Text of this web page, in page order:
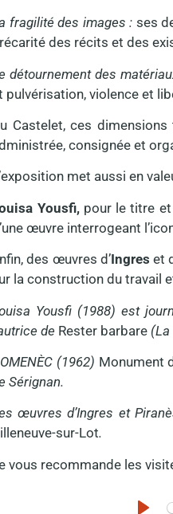
fragilité des images : ses
des récits et des
détournement des
pulvérisation, violence et
Castelet, ces
consignée et
met aussi en
Yousfi, pour le titre
œuvre interrogeant
des œuvres d’Ingres et
la construction du travail
Yousfi (1988) est
de Rester barbare (La
(1962) Monument
Sérignan.
œuvres d’Ingres et
sur-Lot.
vous recommande les